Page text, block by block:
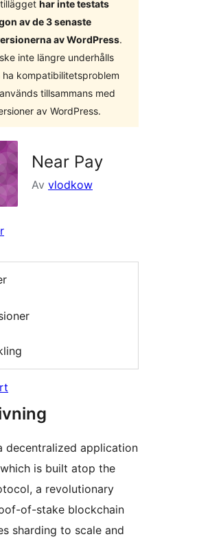
har inte testats
av de 3 senaste
av WordPress.
inte längre underhålls
ha kompatibilitetsproblem
tillsammans med
av WordPress.
Near Pay
Av vlodkow
decentralized application
is built atop the
a revolutionary
of-stake blockchain
sharding to scale and